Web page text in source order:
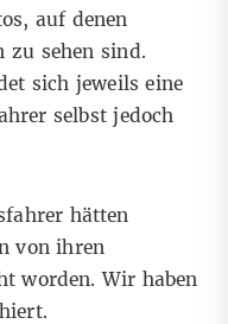
auf denen
zu sehen sind.
sich jeweils eine
selbst jedoch
hätten
von ihren
worden. Wir haben